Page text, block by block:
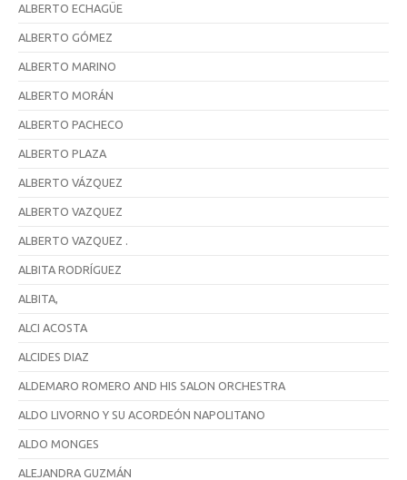
ALBERTO ECHAGÜE
ALBERTO GÓMEZ
ALBERTO MARINO
ALBERTO MORÁN
ALBERTO PACHECO
ALBERTO PLAZA
ALBERTO VÁZQUEZ
ALBERTO VAZQUEZ
ALBERTO VAZQUEZ .
ALBITA RODRÍGUEZ
ALBITA,
ALCI ACOSTA
ALCIDES DIAZ
ALDEMARO ROMERO AND HIS SALON ORCHESTRA
ALDO LIVORNO Y SU ACORDEÓN NAPOLITANO
ALDO MONGES
ALEJANDRA GUZMÁN